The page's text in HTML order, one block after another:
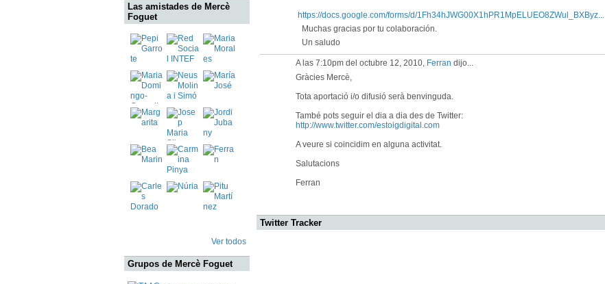
Las amistades de Mercè
Foguet
Ver todos
Grupos de Mercè Foguet
https://docs.google.com/forms/d/1Fh34hJWG00X1hPR1MpELUEO8ZWul_BXByz...
Muchas gracias por tu colaboración.
Un saludo
A las 7:10pm del octubre 12, 2010, Ferran dijo...
Gràcies Mercè,
Tota aportació i/o difusió serà benvinguda.
També pots seguir el dia a dia des de Twitter:
http://www.twitter.com/estoigdigital.com
A veure si coincidim en alguna activitat.
Salutacions
Ferran
Twitter Tracker